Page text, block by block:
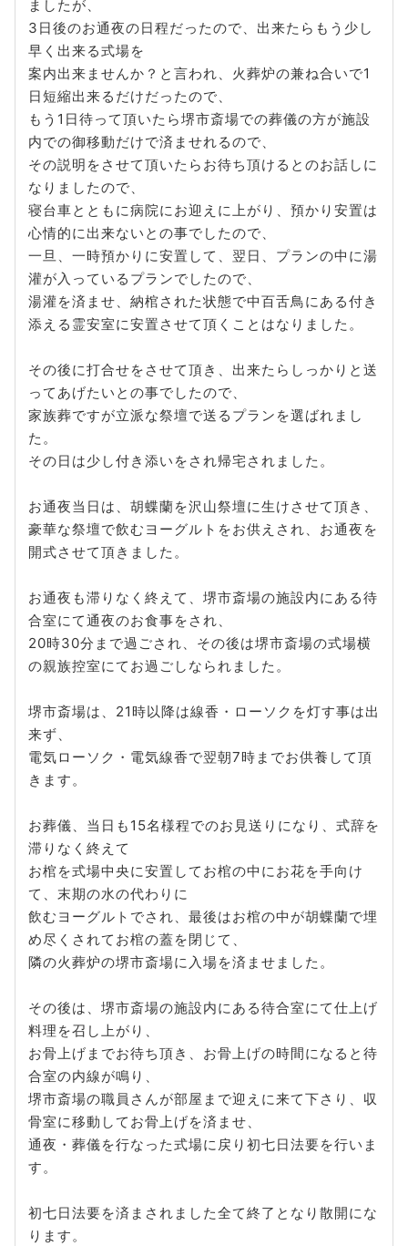
ましたが、
3日後のお通夜の日程だったので、出来たらもう少し
早く出来る式場を
案内出来ませんか？と言われ、火葬炉の兼ね合いで1
日短縮出来るだけだったので、
もう1日待って頂いたら堺市斎場での葬儀の方が施設
内での御移動だけで済ませれるので、
その説明をさせて頂いたらお待ち頂けるとのお話しに
なりましたので、
寝台車とともに病院にお迎えに上がり、預かり安置は
心情的に出来ないとの事でしたので、
一旦、一時預かりに安置して、翌日、プランの中に湯
灌が入っているプランでしたので、
湯灌を済ませ、納棺された状態で中百舌鳥にある付き
添える霊安室に安置させて頂くことはなりました。
その後に打合せをさせて頂き、出来たらしっかりと送
ってあげたいとの事でしたので、
家族葬ですが立派な祭壇で送るプランを選ばれまし
た。
その日は少し付き添いをされ帰宅されました。
お通夜当日は、胡蝶蘭を沢山祭壇に生けさせて頂き、
豪華な祭壇で飲むヨーグルトをお供えされ、お通夜を
開式させて頂きました。
お通夜も滞りなく終えて、堺市斎場の施設内にある待
合室にて通夜のお食事をされ、
20時30分まで過ごされ、その後は堺市斎場の式場横
の親族控室にてお過ごしなられました。
堺市斎場は、21時以降は線香・ローソクを灯す事は出
来ず、
電気ローソク・電気線香で翌朝7時までお供養して頂
きます。
お葬儀、当日も15名様程でのお見送りになり、式辞を
滞りなく終えて
お棺を式場中央に安置してお棺の中にお花を手向け
て、末期の水の代わりに
飲むヨーグルトでされ、最後はお棺の中が胡蝶蘭で埋
め尽くされてお棺の蓋を閉じて、
隣の火葬炉の堺市斎場に入場を済ませました。
その後は、堺市斎場の施設内にある待合室にて仕上げ
料理を召し上がり、
お骨上げまでお待ち頂き、お骨上げの時間になると待
合室の内線が鳴り、
堺市斎場の職員さんが部屋まで迎えに来て下さり、収
骨室に移動してお骨上げを済ませ、
通夜・葬儀を行なった式場に戻り初七日法要を行いま
す。
初七日法要を済まされました全て終了となり散開にな
ります。